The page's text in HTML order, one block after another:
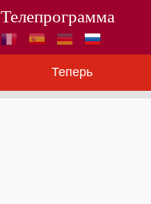
Телепрограмма
Теперь